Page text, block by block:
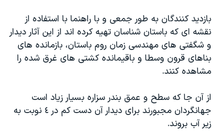
بازديد کنندگان به طور جمعی و با راهنما با استفاده از
نقشه ای که باستان شناسان تهيه کرده اند از اين آثار ديدار
و شگفتی های مهندسی زمان روم باستان، بازمانده های
بناهای قرون وسطا و باقيمانده کشتی های غرق شده را
مشاهده کنند.
از آن جا که سطح و عمق بندر سزاره بسيار زياد است
جهانگردان مجبورند برای ديدار آن دست کم در ٤ نوبت به
زير آب بروند.